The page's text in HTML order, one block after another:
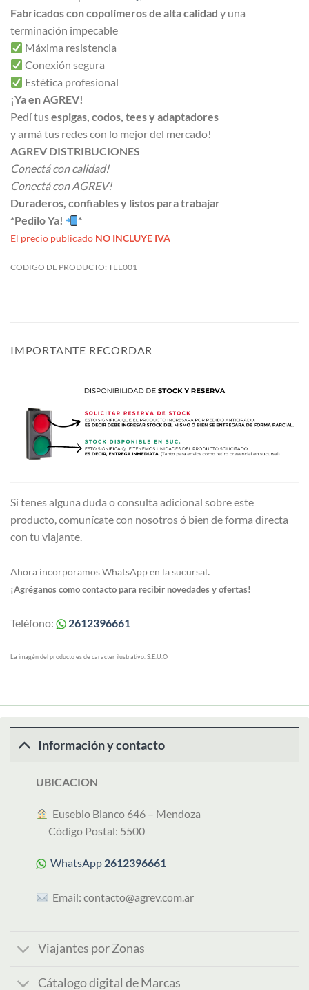
Fabricados con copolímeros de alta calidad y una
terminación impecable
Máxima resistencia
Conexión segura
Estética profesional
¡Ya en AGREV!
Pedí tusespigas, codos, tees y adaptadores
y armá tus redes con lo mejor del mercado!
AGREV DISTRIBUCIONES
Conectá con calidad!
Conectá con AGREV!
Duraderos, confiables y listos para trabajar
*Pedilo Ya!
*
El precio publicado NO INCLUYE IVA
CODIGO DE PRODUCTO: TEE001
IMPORTANTE RECORDAR
Sí tenes alguna duda o consulta adicional sobre este
producto, comunícate con nosotros ó bien de forma directa
con tu viajante.
Ahora incorporamos WhatsApp en la sucursal.
¡Agréganos como contacto para recibir novedades y ofertas!
Teléfono: 2612396661
La imagén del producto es de caracter ilustrativo. S.E.U.O
Información y contacto
UBICACION
︎ Eusebio Blanco 646 – Mendoza
Código Postal: 5500
WhatsApp 2612396661
Email:contacto@agrev.com.ar
Viajantes por Zonas
Cátalogo digital de Marcas